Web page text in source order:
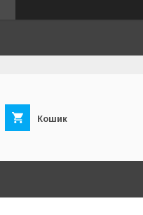
Кошик